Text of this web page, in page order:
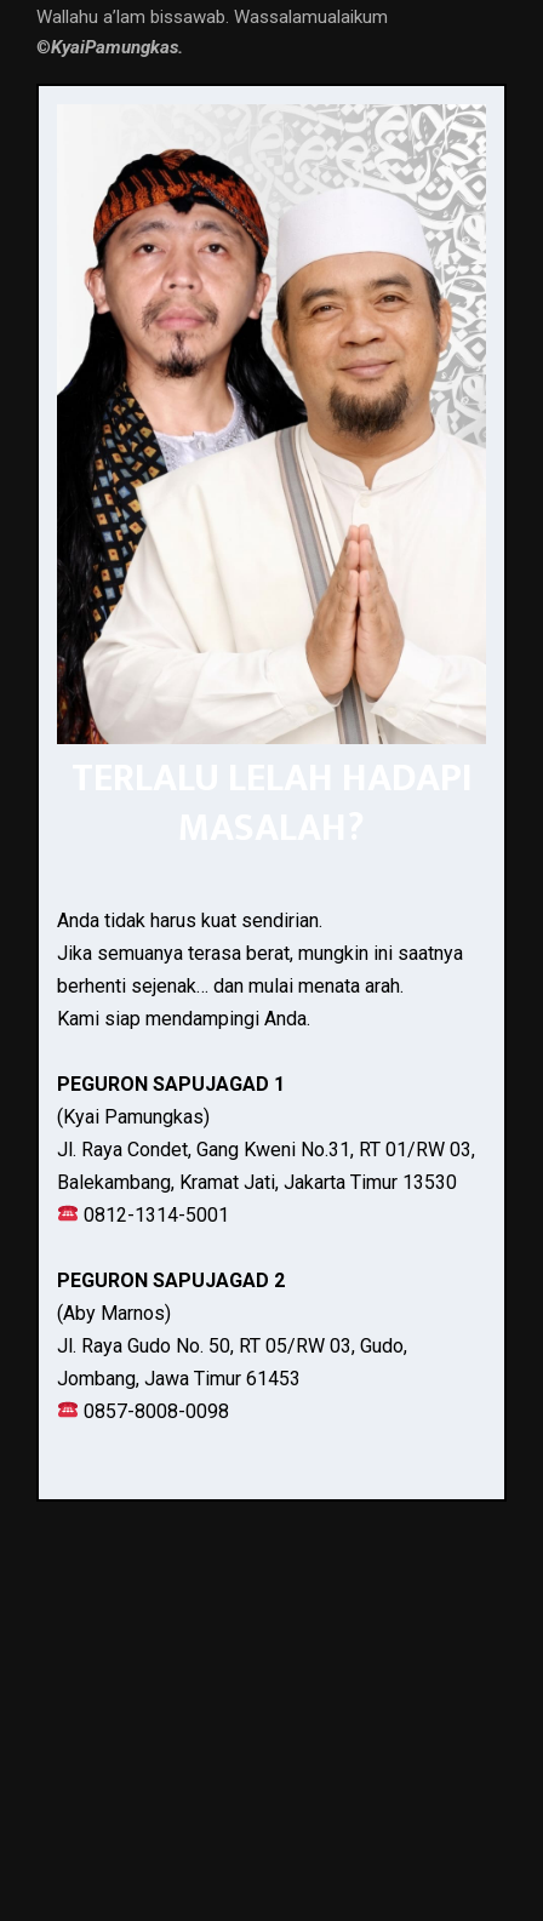
Wallahu a’lam bissawab. Wassalamualaikum
©️KyaiPamungkas.
Anda tidak harus kuat sendirian.
Jika semuanya terasa berat, mungkin ini saatnya
berhenti sejenak… dan mulai menata arah.
Kami siap mendampingi Anda.
PEGURON SAPUJAGAD 1
(Kyai Pamungkas)
Jl. Raya Condet, Gang Kweni No.31, RT 01/RW 03,
Balekambang, Kramat Jati, Jakarta Timur 13530
0812-1314-5001
PEGURON SAPUJAGAD 2
(Aby Marnos)
Jl. Raya Gudo No. 50, RT 05/RW 03, Gudo,
Jombang, Jawa Timur 61453
0857-8008-0098